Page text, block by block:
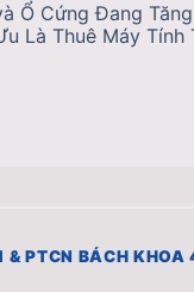
Ổ Cứng Đang
Là Thuê Máy Tính
& PTCN BÁCH KHOA